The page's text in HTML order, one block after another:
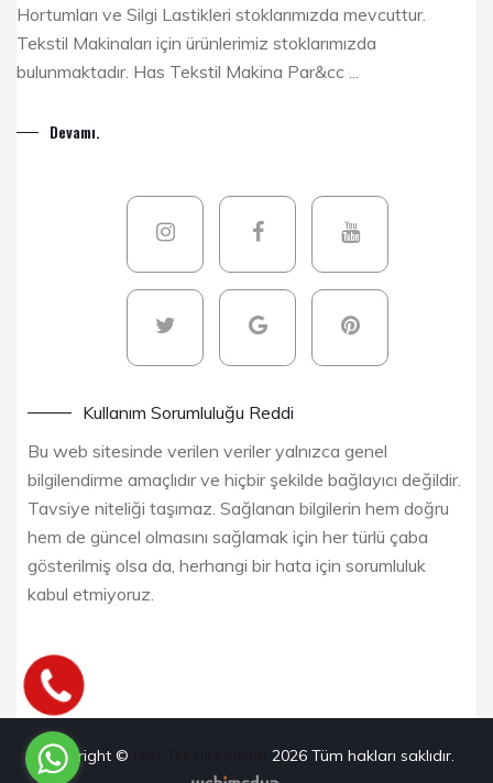
Hortumları ve Silgi Lastikleri stoklarımızda mevcuttur.
Tekstil Makinaları için ürünlerimiz stoklarımızda
bulunmaktadır. Has Tekstil Makina Par&cc ...
Devamı.
Kullanım Sorumluluğu Reddi
Bu web sitesinde verilen veriler yalnızca genel
bilgilendirme amaçlıdır ve hiçbir şekilde bağlayıcı değildir.
Tavsiye niteliği taşımaz. Sağlanan bilgilerin hem doğru
hem de güncel olmasını sağlamak için her türlü çaba
gösterilmiş olsa da, herhangi bir hata için sorumluluk
kabul etmiyoruz.
Copyright © 2026 Tüm hakları saklıdır.